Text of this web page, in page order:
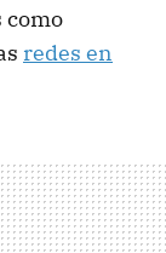
redes en